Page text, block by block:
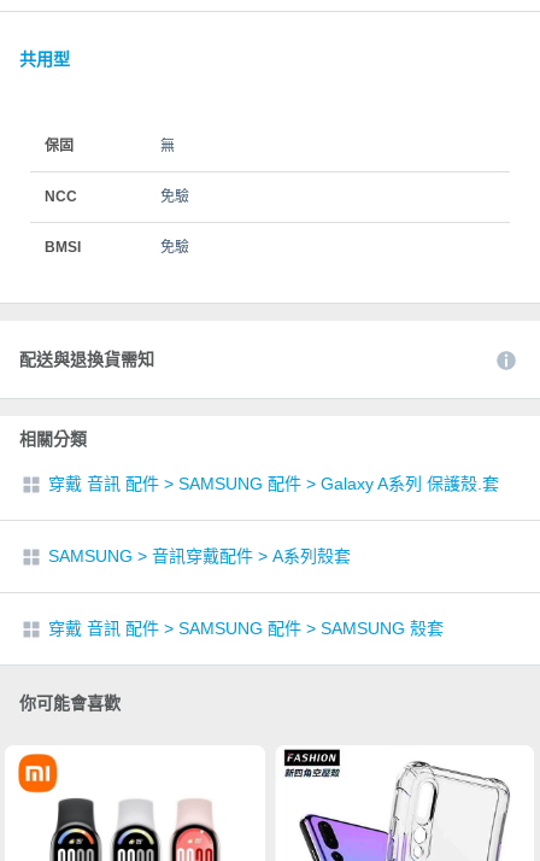
共用型
保固 無
NCC 免驗
BMSI 免驗
配送與退換貨需知
相關分類
穿戴 音訊 配件 > SAMSUNG 配件 > Galaxy A系列 保護殼.套
SAMSUNG > 音訊穿戴配件 > A系列殼套
穿戴 音訊 配件 > SAMSUNG 配件 > SAMSUNG 殼套
你可能會喜歡